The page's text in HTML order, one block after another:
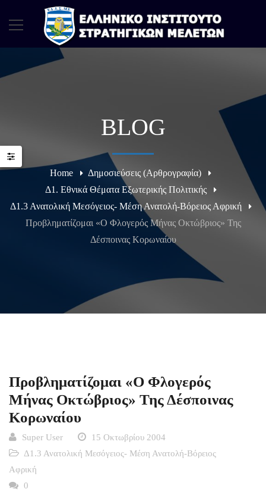
BLOG
Home
Δημοσιεύσεις (Αρθρογραφία)
Δ1. Εθνικά Θέματα Εξωτερικής Πολιτικής
Δ1.3 Ανατολική Μεσόγειος- Μέση Ανατολή-Βόρειος Αφρική
Προβληματίζομαι «Ο Φλογερός Μήνας Οκτώβριος» Της
Δέσποινας Κορωναίου
Προβληματίζομαι «Ο Φλογερός
Μήνας Οκτώβριος» Της Δέσποινας
Κορωναίου
Super User
15 Οκτωβρίου 2004
Δ1.3 Ανατολική Μεσόγειος- Μέση Ανατολή-Βόρειος
Αφρική
0